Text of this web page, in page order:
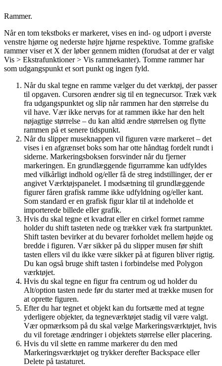
Rammer.
Når en tom tekstboks er markeret, vises en ind- og udport i øverste
venstre hjørne og nederste højre hjørne respektive. Tomme grafiske
rammer viser et X der løber gennem midten (forudsat at der er valgt
Vis > Ekstrafunktioner > Vis rammekanter). Tomme rammer har
som udgangspunkt et sort punkt og ingen fyld.
Når du skal tegne en ramme vælger du det værktøj, der passer
til opgaven. Cursoren ændrer sig til en tegnecursor. Træk væk
fra udgangspunktet og slip når rammen har den størrelse du
vil have. Vær ikke nervøs for at rammen ikke har den helt
nøjagtige størrelse – du kan altid ændre størrelsen og flytte
rammen på et senere tidspunkt.
Når du slipper museknappen vil figuren være markeret – det
vises i en afgrænset boks som har otte håndtag fordelt rundt i
siderne. Markeringsboksen forsvinder når du fjerner
markeringen. En grundlæggende figurramme kan udfyldes
med vilkårligt indhold og/eller få de streg indstillinger, der er
angivet Værktøjspanelet. I modsætning til grundlæggende
figurer fåren grafisk ramme ikke udfyldning og/eller kant.
Som standard er en grafisk figur klar til at indeholde et
importerede billede eller grafik.
Hvis du skal tegne et kvadrat eller en cirkel formet ramme
holder du shift tasteten nede og trækker væk fra startpunktet.
Shift tasten bevirker at du bevarer forholdet mellem højde og
bredde i figuren. Vær sikker på du slipper musen før shift
tasten ellers vil du ikke være sikker på at figuren bliver rigtig.
Du kan også bruge shift tasten i forbindelse med Polygon
værktøjet.
Hvis du skal tegne en figur fra centrum og ud holder du
Alt/option tasten nede før du starter med at trække musen for
at oprette figuren.
Efter du har tegnet et objekt kan du fortsætte med at tegne
yderligere objekter, da tegneværktøjet stadig vil være valgt.
Vær opmærksom på du skal vælge Markeringsværktøjet, hvis
du vil foretage ændringer i objektets størrelse eller placering.
Hvis du vil slette en ramme markerer du den med
Markeringsværktøjet og trykker derefter Backspace eller
Delete på tastaturet.